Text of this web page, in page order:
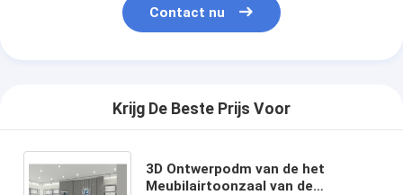
Contact nu
Krijg De Beste Prijs Voor
3D Ontwerpodm van de het
Meubilairtoonzaal van de